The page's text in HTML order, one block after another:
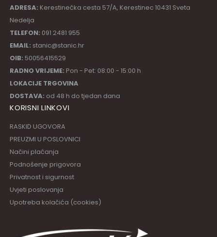
ADRESA: Kerestinečka cesta 57/A, Kerestinec 10431 Sveta
Nedelja
TELEFON: 091 2481 955
EMAIL: stanic@stanic.hr
OIB: 50056415529
RADNO VRIJEME: Pon - Pet: 08:00 - 15:00 h
LOKACIJE TRGOVINA
DOSTAVA: od 48 h do tjedan dana
KORISNI LINKOVI
RASKID UGOVORA
PREUZMI U POSLOVNICI
Načini plaćanja
Podnošenje prigovora
Privatnost i sigurnost
Uvjeti poslovanja
Upotreba kolačića (cookies)